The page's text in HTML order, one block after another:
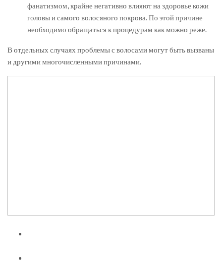
фанатизмом, крайне негативно влияют на здоровье кожи
головы и самого волосяного покрова. По этой причине
необходимо обращаться к процедурам как можно реже.
В отдельных случаях проблемы с волосами могут быть вызваны
и другими многочисленными причинами.